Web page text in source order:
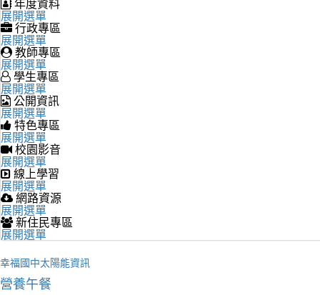
展開選單
行政專區
展開選單
教師專區
展開選單
學生專區
展開選單
公開資訊
展開選單
特色專區
展開選單
校園影音
展開選單
線上學習
展開選單
網路資源
展開選單
新住民專區
展開選單
幸福國中太陽能資訊
營養午餐